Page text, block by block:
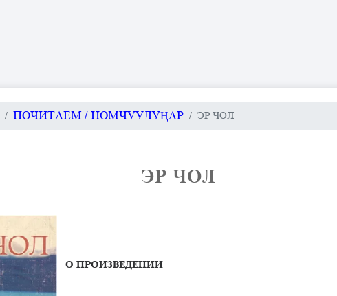
ПОЧИТАЕМ / НОМЧУУЛУҢАР ЭР ЧОЛ
ЭР ЧОЛ
О ПРОИЗВЕДЕНИИ